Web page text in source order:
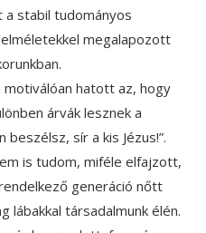
a stabil tudományos
megalapozott
motiválóan hatott az, hogy
árvák lesznek a
beszélsz, sír a kis Jézus!”.
is tudom, miféle elfajzott,
generáció nőtt
lábakkal társadalmunk élén.